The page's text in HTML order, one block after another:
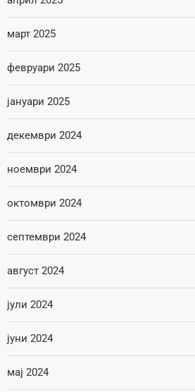
март 2025
февруари 2025
јануари 2025
декември 2024
ноември 2024
октомври 2024
септември 2024
август 2024
јули 2024
јуни 2024
мај 2024